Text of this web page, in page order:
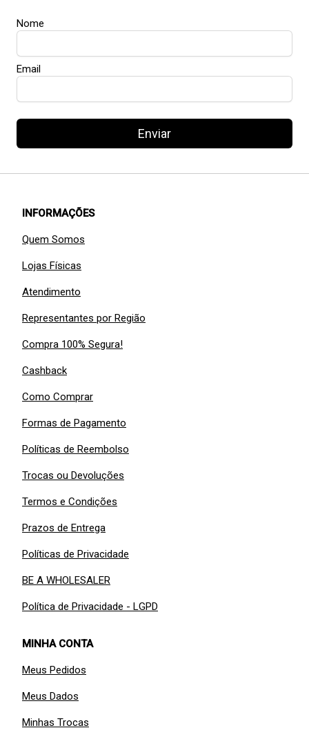
Nome
Email
Enviar
INFORMAÇÕES
Quem Somos
Lojas Físicas
Atendimento
Representantes por Região
Compra 100% Segura!
Cashback
Como Comprar
Formas de Pagamento
Políticas de Reembolso
Trocas ou Devoluções
Termos e Condições
Prazos de Entrega
Políticas de Privacidade
BE A WHOLESALER
Política de Privacidade - LGPD
MINHA CONTA
Meus Pedidos
Meus Dados
Minhas Trocas